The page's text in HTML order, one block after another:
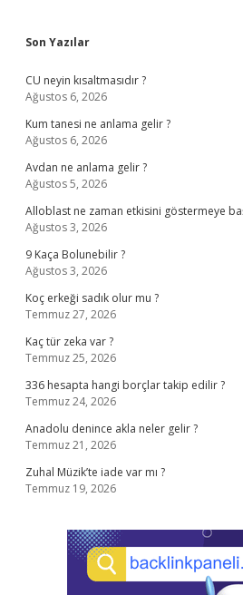
Sidebar
Son Yazılar
CU neyin kısaltmasıdır ?
Ağustos 6, 2026
Kum tanesi ne anlama gelir ?
Ağustos 6, 2026
Avdan ne anlama gelir ?
Ağustos 5, 2026
Alloblast ne zaman etkisini göstermeye
Ağustos 3, 2026
9 Kaça Bolunebilir ?
Ağustos 3, 2026
Koç erkeği sadık olur mu ?
Temmuz 27, 2026
Kaç tür zeka var ?
Temmuz 25, 2026
336 hesapta hangi borçlar takip edilir ?
Temmuz 24, 2026
Anadolu denince akla neler gelir ?
Temmuz 21, 2026
Zuhal Müzik’te iade var mı ?
Temmuz 19, 2026